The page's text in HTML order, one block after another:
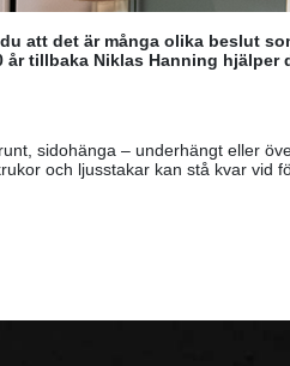
att det är många olika beslut
tillbaka Niklas Hanning hjälper
sidohänga – underhängt eller
och ljusstakar kan stå kvar vid